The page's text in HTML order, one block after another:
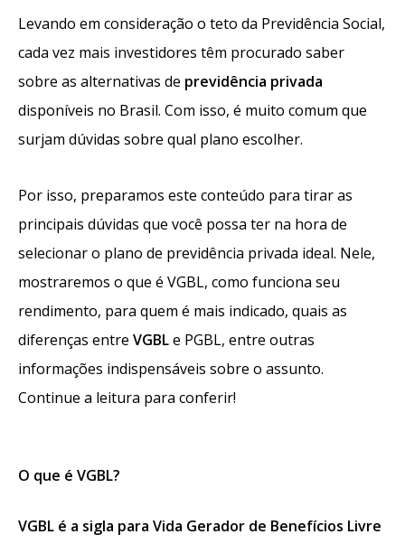
Levando em consideração o teto da Previdência Social,
cada vez mais investidores têm procurado saber
sobre as alternativas de previdência privada
disponíveis no Brasil. Com isso, é muito comum que
surjam dúvidas sobre qual plano escolher.
Por isso, preparamos este conteúdo para tirar as
principais dúvidas que você possa ter na hora de
selecionar o plano de previdência privada ideal. Nele,
mostraremos o que é VGBL, como funciona seu
rendimento, para quem é mais indicado, quais as
diferenças entre VGBLe PGBL, entre outras
informações indispensáveis sobre o assunto.
Continue a leitura para conferir!
O que é VGBL?
VGBL é a sigla para Vida Gerador de Benefícios Livre